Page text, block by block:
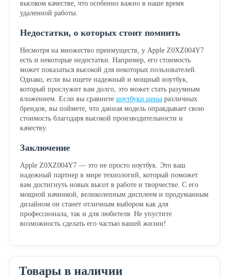
высоком качестве, что особенно важно в наше время
удаленной работы.
Недостатки, о которых стоит помнить
Несмотря на множество преимуществ, у Apple Z0XZ004Y7
есть и некоторые недостатки. Например, его стоимость
может показаться высокой для некоторых пользователей.
Однако, если вы ищете надежный и мощный ноутбук,
который прослужит вам долго, это может стать разумным
вложением. Если вы сравните ноутбуки ценыразличных
брендов, вы поймете, что данная модель оправдывает свою
стоимость благодаря высокой производительности и
качеству.
Заключение
Apple Z0XZ004Y7 — это не просто ноутбук. Это ваш
надежный партнер в мире технологий, который поможет
вам достигнуть новых высот в работе и творчестве. С его
мощной начинкой, великолепным дисплеем и продуманным
дизайном он станет отличным выбором как для
профессионала, так и для любителя. Не упустите
возможность сделать его частью вашей жизни!
Товары в наличии